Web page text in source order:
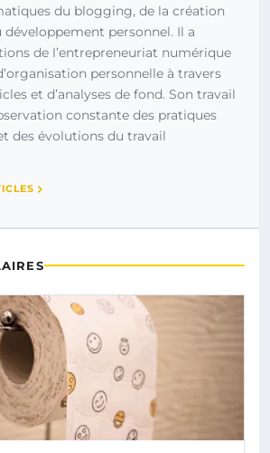
du blogging, de la création
développement personnel. Il a
de l’entrepreneuriat numérique
personnelle à travers
et d’analyses de fond. Son travail
constante des pratiques
des évolutions du travail